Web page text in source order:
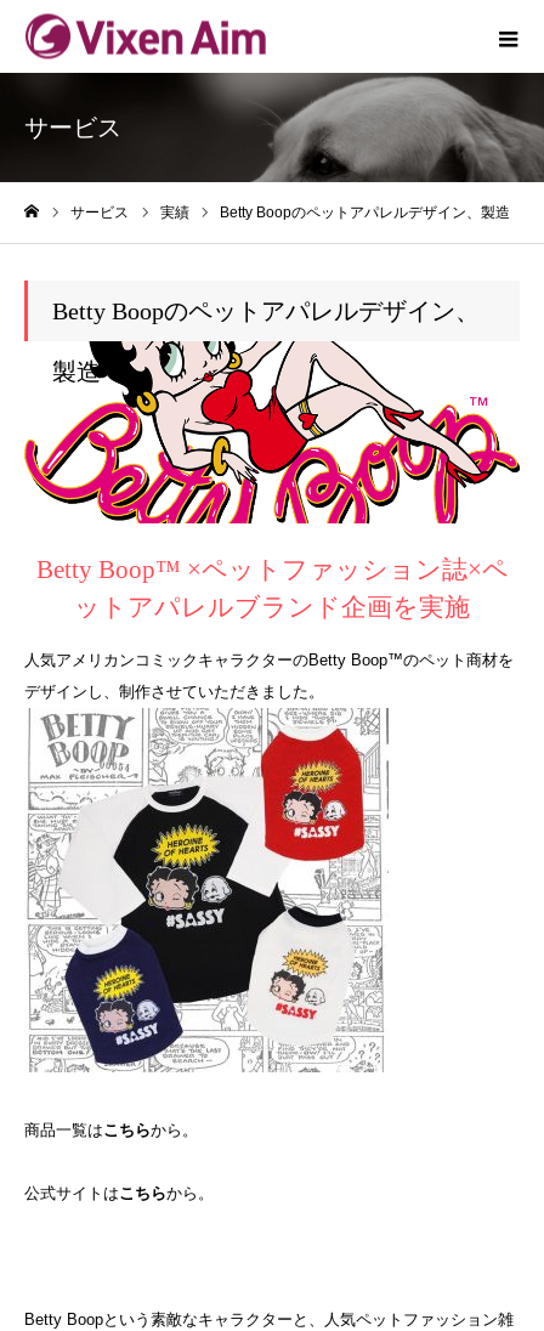
サービス
サービス 実績 Betty Boopのペットアパレルデザイン、製造
Betty Boopのペットアパレルデザイン、
製造
Betty Boop™ ×ペットファッション誌×ペ
ットアパレルブランド企画を実施
人気アメリカンコミックキャラクターのBetty Boop™のペット商材を
デザインし、制作させていただきました。
商品一覧はこちらから。
公式サイトはこちらから。
Betty Boopという素敵なキャラクターと、人気ペットファッション雑